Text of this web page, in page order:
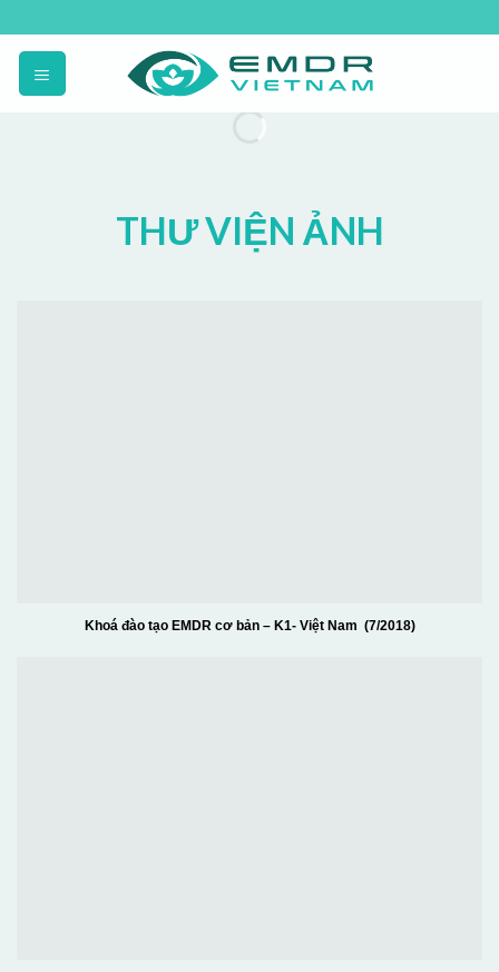
to
content
THƯ VIỆN ẢNH
Khoá đào tạo EMDR cơ bản – K1- Việt Nam (7/2018)